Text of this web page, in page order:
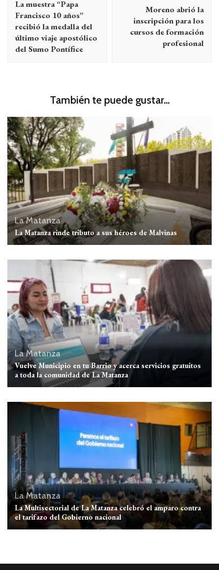
entradas
La muestra “Papa
Francisco 10 años”
recibió la medalla del
último viaje apostólico
del Sumo Pontífice
Moreno abrió la
inscripción para los
cursos de formación
profesional
También te puede gustar...
La Matanza
La Matanza rinde tributo a sus héroes de Malvinas
La Matanza
Vuelve Municipio en tu Barrio y acerca servicios gratuitos
a toda la comunidad de La Matanza
La Matanza
La Multisectorial de La Matanza celebró el amparo contra
el tarifazo del Gobierno nacional